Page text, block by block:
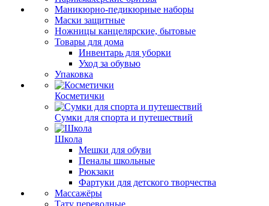
Маникюрно-педикюрные наборы
Маски защитные
Ножницы канцелярские, бытовые
Товары для дома
Инвентарь для уборки
Уход за обувью
Упаковка
Косметички
Сумки для спорта и путешествий
Школа
Мешки для обуви
Пеналы школьные
Рюкзаки
Фартуки для детского творчества
Массажёры
Тату переводные